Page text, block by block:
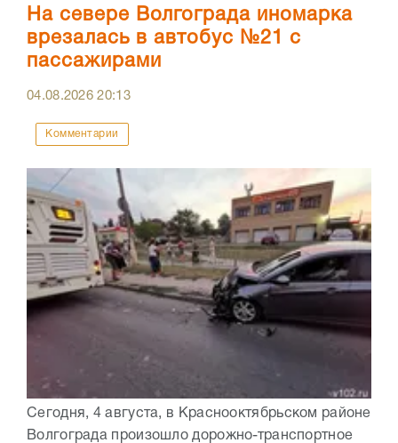
На севере Волгограда иномарка
врезалась в автобус №21 с
пассажирами
04.08.202620:13
Комментарии
Сегодня, 4 августа, в Краснооктябрьском районе
Волгограда произошло дорожно-транспортное